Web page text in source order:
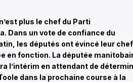
plus le chef du Parti
Dans un vote de confiance du
les députés ont évincé leur
en fonction. La députée
l’intérim en attendant de
dans la prochaine course à la